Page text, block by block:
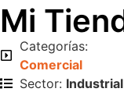
Mi
Categorías:
Comercial
Sector: Industrial